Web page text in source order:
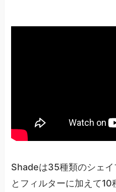
Shadeは35種類のシェ
とフィルターに加えて